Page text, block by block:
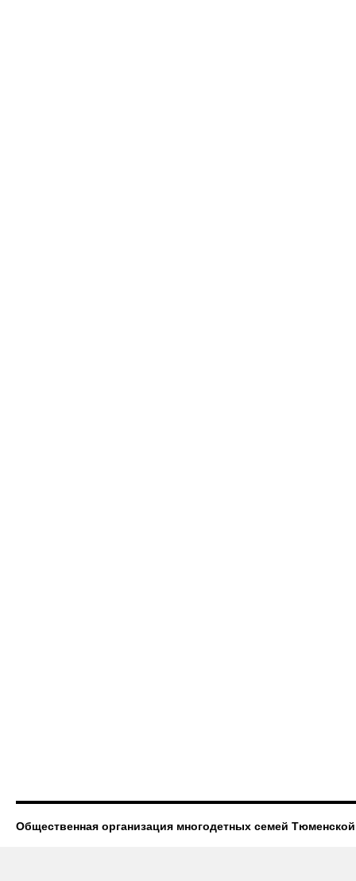
Общественная организация многодетных семей